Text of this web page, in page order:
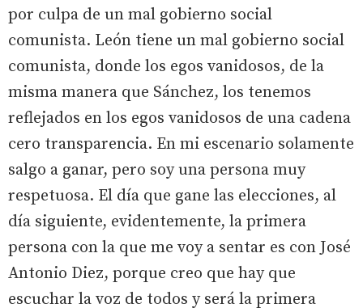
por culpa de un mal gobierno social
comunista. León tiene un mal gobierno social
comunista, donde los egos vanidosos, de la
misma manera que Sánchez, los tenemos
reflejados en los egos vanidosos de una cadena
cero transparencia. En mi escenario solamente
salgo a ganar, pero soy una persona muy
respetuosa. El día que gane las elecciones, al
día siguiente, evidentemente, la primera
persona con la que me voy a sentar es con José
Antonio Diez, porque creo que hay que
escuchar la voz de todos y será la primera